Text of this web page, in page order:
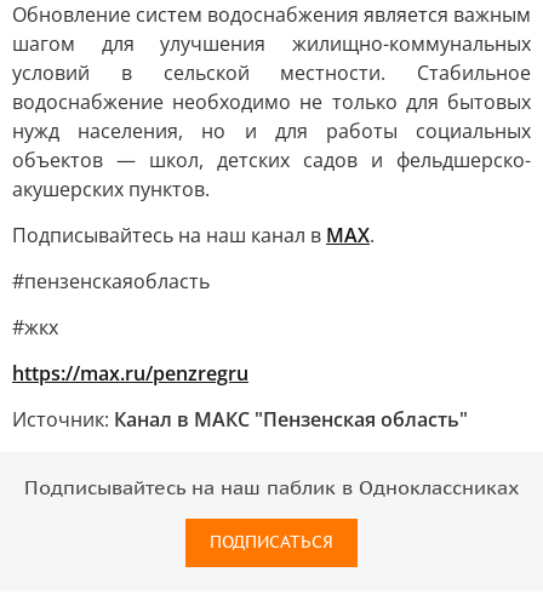
Обновление систем водоснабжения является важным
шагом для улучшения жилищно-коммунальных
условий в сельской местности. Стабильное
водоснабжение необходимо не только для бытовых
нужд населения, но и для работы социальных
объектов — школ, детских садов и фельдшерско-
акушерских пунктов.
Подписывайтесь на наш канал в MAX.
#пензенскаяобласть
#жкх
https://max.ru/penzregru
Источник: Канал в МАКС "Пензенская область"
Подписывайтесь на наш паблик в Одноклассниках
ПОДПИСАТЬСЯ